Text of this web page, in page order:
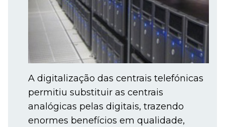
A digitalização das centrais telefónicas
permitiu substituir as centrais
analógicas pelas digitais, trazendo
enormes benefícios em qualidade,